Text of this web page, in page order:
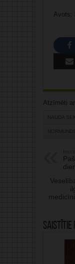
Avots:
Atzīmēti
NAUDA